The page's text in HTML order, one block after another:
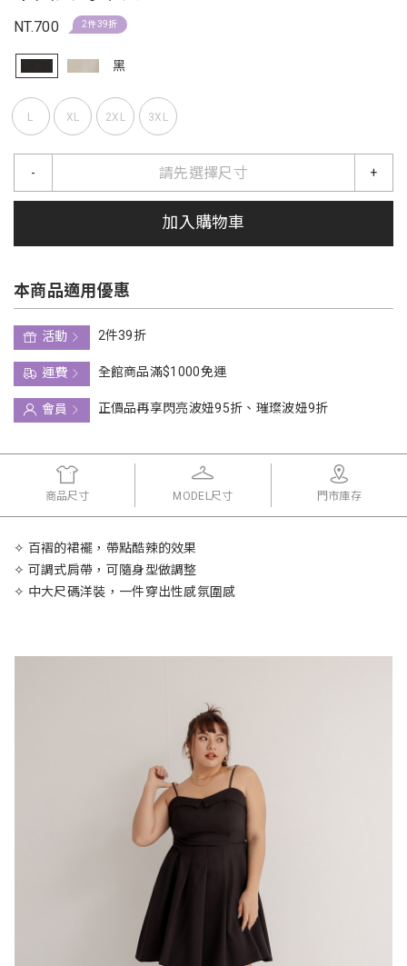
NT.700 2件39折
黑
L XL 2XL 3XL
請先選擇尺寸
- +
加入購物車
本商品適用優惠
活動
2件39折
運費
全館商品滿$1000免運
會員
正價品再享閃亮波妞95折、璀璨波妞9折
商品尺寸 MODEL尺寸 門市庫存
✧ 百褶的裙襬，帶點酷辣的效果
✧ 可調式肩帶，可隨身型做調整
✧ 中大尺碼洋裝，一件穿出性感氛圍感